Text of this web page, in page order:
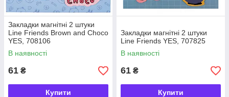
Закладки магнітні 2 штуки
Line Friends Brown and Choco
YES, 708106
В наявності
61 ₴
Купити
Закладки магнітні 2 штуки
Line Friends YES, 707825
В наявності
61 ₴
Купити